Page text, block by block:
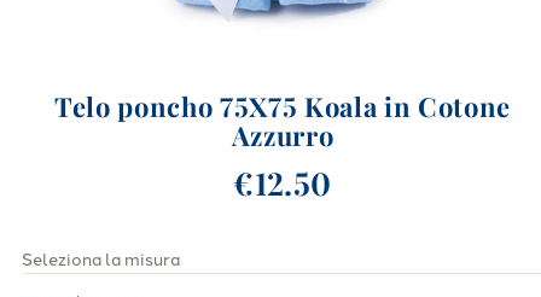
Telo poncho 75X75 Koala in Cotone
Azzurro
€12.50
Seleziona la misura